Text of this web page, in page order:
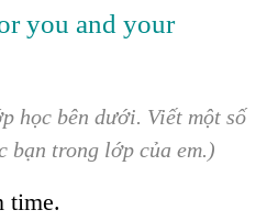
you and your
học bên dưới. Viết một số
bạn trong lớp của em.)
time.